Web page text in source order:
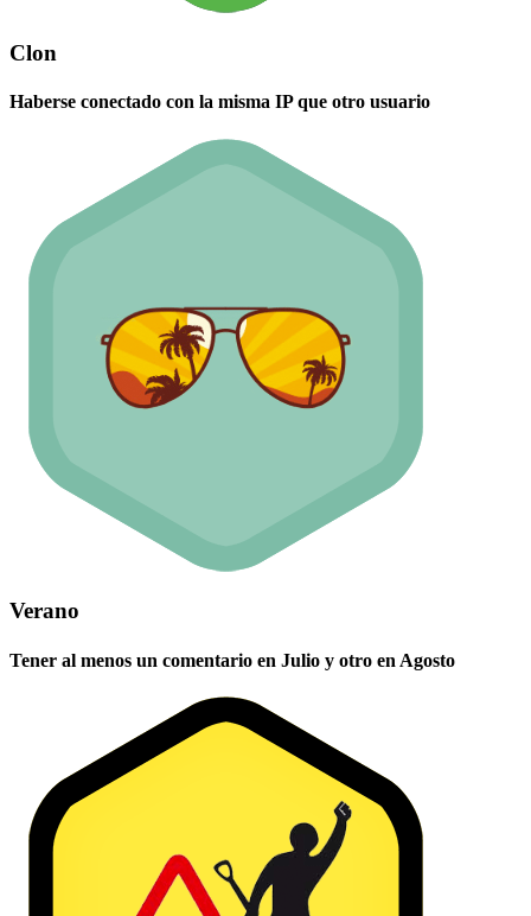
Clon
Haberse conectado con la misma IP que otro usuario
Verano
Tener al menos un comentario en Julio y otro en Agosto